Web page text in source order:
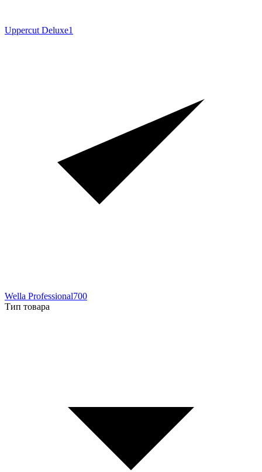
Uppercut Deluxe1
Wella Professional700
Тип товара